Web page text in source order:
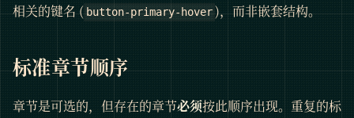
相关的键名 ( button-primary-hover )，而非嵌套结构。
标准章节顺序
章节是可选的，但存在的章节必须按此顺序出现。重复的标